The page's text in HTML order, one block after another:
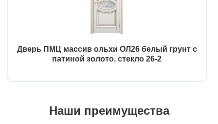
Дверь ПМЦ массив ольхи ОЛ26 белый грунт с
патиной золото, стекло 26-2
Наши преимущества